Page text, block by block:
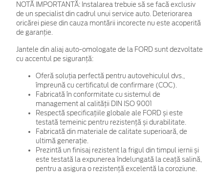
NOTĂ IMPORTANTĂ: Instalarea trebuie să se facă exclusiv
de un specialist din cadrul unui service auto. Deteriorarea
oricărei piese din cauza montării incorecte nu este acoperită
de garanţie.
Jantele din aliaj auto-omologate de la FORD sunt dezvoltate
cu accentul pe siguranță:
Oferă soluția perfectă pentru autovehiculul dvs.,
împreună cu certificatul de confirmare (COC).
Fabricată în conformitate cu sistemul de
management al calității DIN ISO 9001
Respectă specificațiile globale ale FORD și este
testată temeinic pentru rezistență și durabilitate.
Fabricată din materiale de calitate superioară, de
ultimă generație.
Prezintă un finisaj rezistent la frigul din timpul iernii și
este testată la expunerea îndelungată la ceață salină,
pentru a asigura o rezistență excelentă la coroziune.